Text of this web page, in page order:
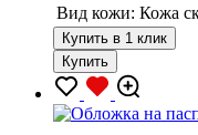
Вид кожи: Кожа
Купить в 1 клик
Купить